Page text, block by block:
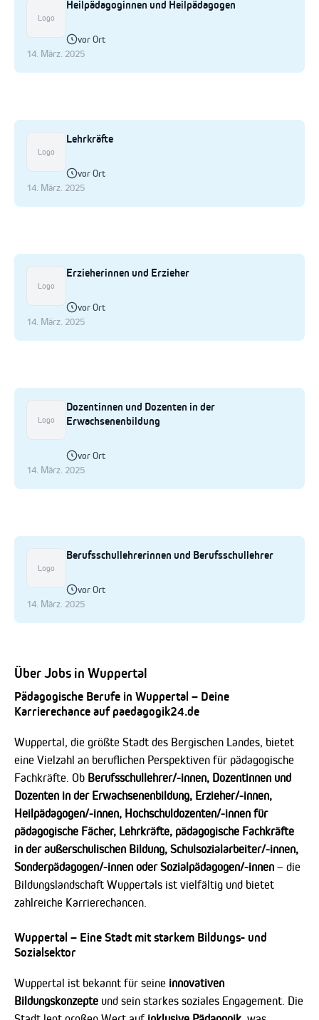
Logo
Heilpädagoginnen und Heilpädagogen
vor Ort
14. März. 2025
Logo
Lehrkräfte
vor Ort
14. März. 2025
Logo
Erzieherinnen und Erzieher
vor Ort
14. März. 2025
Logo
Dozentinnen und Dozenten in der
Erwachsenenbildung
vor Ort
14. März. 2025
Logo
Berufsschullehrerinnen und Berufsschullehrer
vor Ort
14. März. 2025
Über Jobs in Wuppertal
Pädagogische Berufe in Wuppertal – Deine
Karrierechance auf paedagogik24.de
Wuppertal, die größte Stadt des Bergischen Landes, bietet
eine Vielzahl an beruflichen Perspektiven für pädagogische
Fachkräfte. Ob Berufsschullehrer/-innen, Dozentinnen und
Dozenten in der Erwachsenenbildung, Erzieher/-innen,
Heilpädagogen/-innen, Hochschuldozenten/-innen für
pädagogische Fächer, Lehrkräfte, pädagogische Fachkräfte
in der außerschulischen Bildung, Schulsozialarbeiter/-innen,
Sonderpädagogen/-innen oder Sozialpädagogen/-innen – die
Bildungslandschaft Wuppertals ist vielfältig und bietet
zahlreiche Karrierechancen.
Wuppertal – Eine Stadt mit starkem Bildungs- und
Sozialsektor
Wuppertal ist bekannt für seine innovativen
Bildungskonzepte und sein starkes soziales Engagement. Die